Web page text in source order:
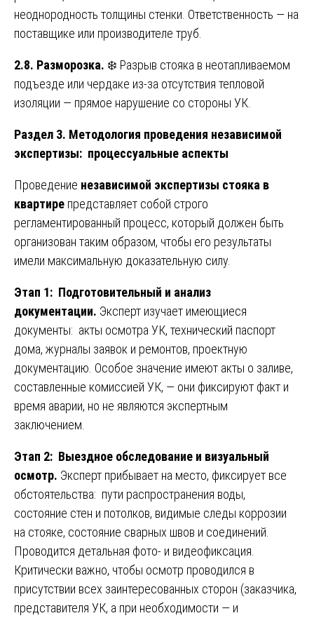
неоднородность толщины стенки. Ответственность — на
поставщике или производителе труб.
2.8. Разморозка. ❄️ Разрыв стояка в неотапливаемом
подъезде или чердаке из-за отсутствия тепловой
изоляции — прямое нарушение со стороны УК.
Раздел 3. Методология проведения независимой
экспертизы: процессуальные аспекты
Проведение независимой экспертизы стояка в
квартире представляет собой строго
регламентированный процесс, который должен быть
организован таким образом, чтобы его результаты
имели максимальную доказательную силу.
Этап 1: Подготовительный и анализ
документации. Эксперт изучает имеющиеся
документы: акты осмотра УК, технический паспорт
дома, журналы заявок и ремонтов, проектную
документацию. Особое значение имеют акты о заливе,
составленные комиссией УК, — они фиксируют факт и
время аварии, но не являются экспертным
заключением.
Этап 2: Выездное обследование и визуальный
осмотр. Эксперт прибывает на место, фиксирует все
обстоятельства: пути распространения воды,
состояние стен и потолков, видимые следы коррозии
на стояке, состояние сварных швов и соединений.
Проводится детальная фото- и видеофиксация.
Критически важно, чтобы осмотр проводился в
присутствии всех заинтересованных сторон (заказчика,
представителя УК, а при необходимости — и